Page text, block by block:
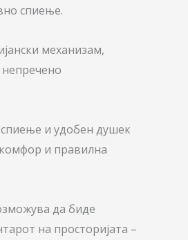
спиење.
механизам,
и удобен душек
и правилна
да биде
на просторијата –